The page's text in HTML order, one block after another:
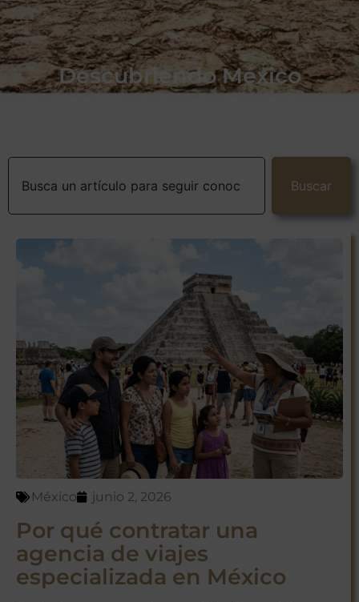
Descubriendo México
Buscar
México junio 2, 2026
Por qué contratar una
agencia de viajes
especializada en México